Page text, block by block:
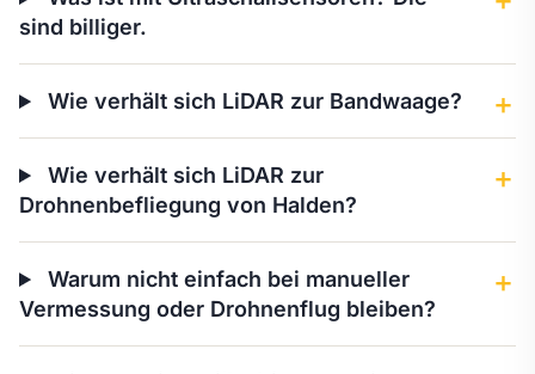
sind billiger.
Wie verhält sich LiDAR zur Bandwaage? ＋
Wie verhält sich LiDAR zur
Drohnenbefliegung von Halden?
＋
Warum nicht einfach bei manueller
Vermessung oder Drohnenflug bleiben?
＋